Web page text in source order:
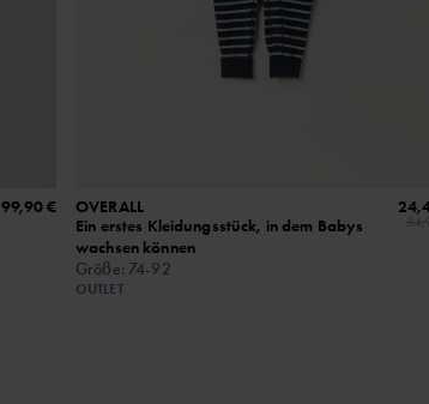
99,90 €
OVERALL
Ein erstes Kleidungsstück, in dem Babys
wachsen können
Größe: 74-92
OUTLET